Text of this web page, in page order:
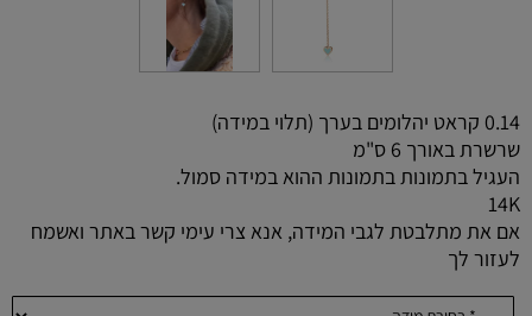
0.14 קראט יהלומים בערך (תלוי במידה)
שרשרת באורך 6 ס"מ
העגיל בתמונות בתמונות ההוא במידה סמול.
14K
אם את מתלבטת לגבי המידה, אנא צרי עימי קשר באתר ואשמח
לעזור לך